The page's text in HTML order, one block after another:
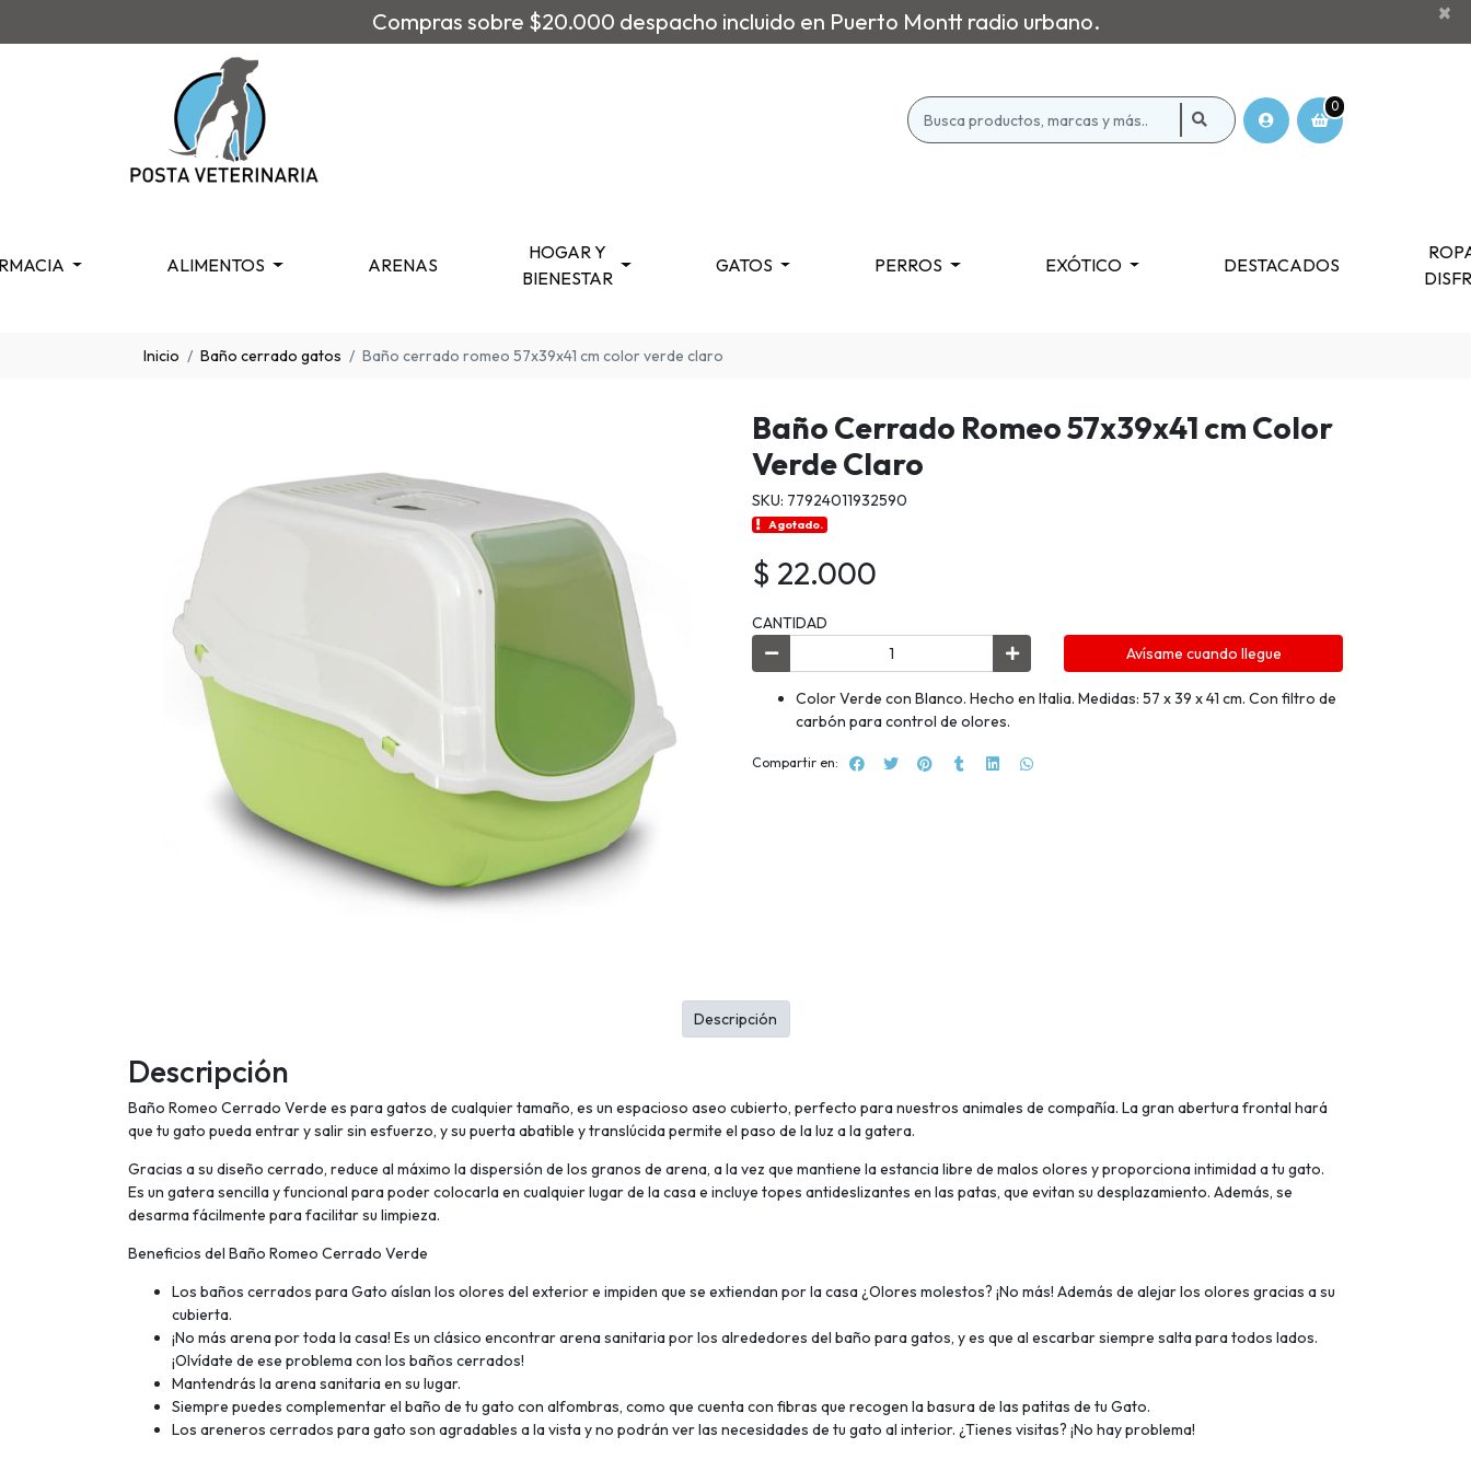
Compras sobre $20.000 despacho incluido en Puerto Montt radio urbano. ×
0
ALIMENTOS ARENAS
HOGAR Y
BIENESTAR
GATOS PERROS EXÓTICO DESTACADOS
Inicio Baño cerrado gatos Baño cerrado romeo 57x39x41 cm color verde claro
Baño Cerrado Romeo 57x39x41 cm Color
Verde Claro
SKU: 77924011932590
Agotado.
$ 22.000
CANTIDAD
Avísame cuando llegue
Color Verde con Blanco. Hecho en Italia. Medidas: 57 x 39 x 41 cm. Con filtro de
carbón para control de olores.
Compartir en:
Descripción
Baño Romeo Cerrado Verde es para gatos de cualquier tamaño, es un espacioso aseo cubierto, perfecto para nuestros animales de compañía. La gran abertura frontal hará
que tu gato pueda entrar y salir sin esfuerzo, y su puerta abatible y translúcida permite el paso de la luz a la gatera.
Gracias a su diseño cerrado, reduce al máximo la dispersión de los granos de arena, a la vez que mantiene la estancia libre de malos olores y proporciona intimidad a tu gato.
Es un gatera sencilla y funcional para poder colocarla en cualquier lugar de la casa e incluye topes antideslizantes en las patas, que evitan su desplazamiento. Además, se
desarma fácilmente para facilitar su limpieza.
Beneficios del Baño Romeo Cerrado Verde
Los baños cerrados para Gato aíslan los olores del exterior e impiden que se extiendan por la casa ¿Olores molestos? ¡No más! Además de alejar los olores gracias a su
cubierta.
¡No más arena por toda la casa! Es un clásico encontrar arena sanitaria por los alrededores del baño para gatos, y es que al escarbar siempre salta para todos lados.
¡Olvídate de ese problema con los baños cerrados!
Mantendrás la arena sanitaria en su lugar.
Siempre puedes complementar el baño de tu gato con alfombras, como que cuenta con fibras que recogen la basura de las patitas de tu Gato.
Los areneros cerrados para gato son agradables a la vista y no podrán ver las necesidades de tu gato al interior. ¿Tienes visitas? ¡No hay problema!
Descripción